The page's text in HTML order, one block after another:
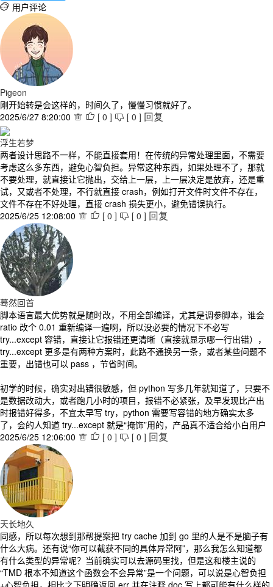
 用户评论
Pigeon
刚开始转是会这样的，时间久了，慢慢习惯就好了。
2025/6/27 8:20:00   [ 0 ]  [ 0 ] 回复
浮生若梦
两者设计思路不一样，不能直接套用！在传统的异常处理里面，不需要
考虑这么多东西，避免心智负担。异常这种东西，如果处理不了，那就
不要处理，就直接让它抛出，交给上一层，上一层决定是放弃，还是重
试，又或者不处理，不行就直接 crash，例如打开文件时文件不存在，
文件不存在不好处理，直接 crash 损失更小，避免错误执行。
2025/6/25 12:08:00   [ 0 ]  [ 0 ] 回复
蓦然回首
脚本语言最大优势就是随时改，不用全部编译，尤其是调参脚本，谁会
ratio 改个 0.01 重新编译一遍啊，所以没必要的情况下不必写
try...except 容错，直接让它报错还更清晰（直接就显示哪一行出错），
try...except 更多是有两种方案时，此路不通换另一条，或者某些问题不
重要，出错也可以 pass ，节省时间。
初学的时候，确实对出错很敏感，但 python 写多几年就知道了，只要不
是数据改动大，或者跑几小时的项目，报错不必紧张，及早发现比产出
时报错好得多，不宜太早写 try，python 需要写容错的地方确实太多
了，会的人知道 try...except 就是“掩饰”用的，产品真不适合给小白用户
2025/6/25 12:06:00   [ 0 ]  [ 0 ] 回复
天长地久
同感，所以每次想到那帮提案把 try cache 加到 go 里的人是不是脑子有
什么大病。还有说“你可以截获不同的具体异常阿”，那么我怎么知道都
有什么类型的异常呢？当前确实可以去源码里找，但是这和楼主说的
“TMD 根本不知道这个函数会不会异常”是一个问题，可以说是心智负担